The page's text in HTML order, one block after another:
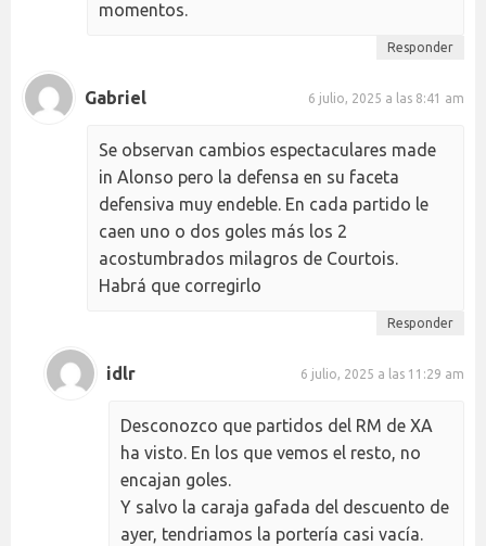
momentos.
Responder
Gabriel 6 julio, 2025 a las 8:41 am
Se observan cambios espectaculares made
in Alonso pero la defensa en su faceta
defensiva muy endeble. En cada partido le
caen uno o dos goles más los 2
acostumbrados milagros de Courtois.
Habrá que corregirlo
Responder
idlr 6 julio, 2025 a las 11:29 am
Desconozco que partidos del RM de XA
ha visto. En los que vemos el resto, no
encajan goles.
Y salvo la caraja gafada del descuento de
ayer, tendriamos la portería casi vacía.